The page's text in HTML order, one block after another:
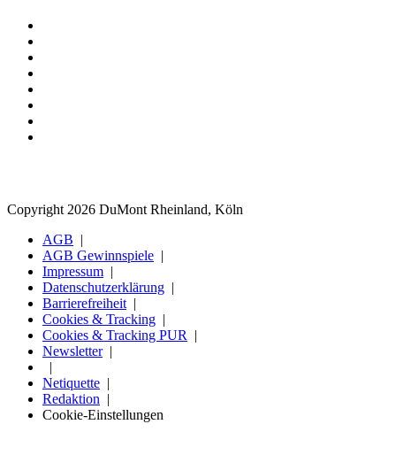
Copyright 2026 DuMont Rheinland, Köln
AGB
AGB Gewinnspiele
Impressum
Datenschutzerklärung
Barrierefreiheit
Cookies & Tracking
Cookies & Tracking PUR
Newsletter
Netiquette
Redaktion
Cookie-Einstellungen